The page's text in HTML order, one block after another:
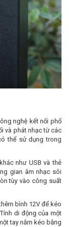
nghệ kết nối phổ
và phát nhạc từ các
thể sử dụng trong
như USB và thẻ
gian âm nhạc sôi
tùy vào công suất
bình 12V để kéo
di động của một
tay nắm kéo bằng